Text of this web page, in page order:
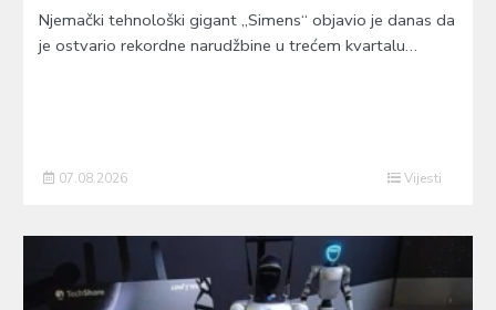
Njemački tehnološki gigant „Simens“ objavio je danas da
je ostvario rekordne narudžbine u trećem kvartalu…
07.08.2026 Vijesti